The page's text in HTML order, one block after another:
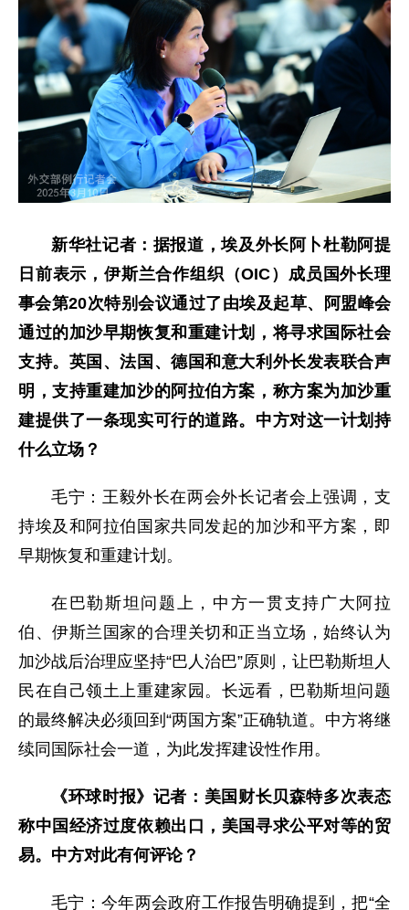
新华社记者：据报道，埃及外长阿卜杜勒阿提
日前表示，伊斯兰合作组织（OIC）成员国外长理
事会第20次特别会议通过了由埃及起草、阿盟峰会
通过的加沙早期恢复和重建计划，将寻求国际社会
支持。英国、法国、德国和意大利外长发表联合声
明，支持重建加沙的阿拉伯方案，称方案为加沙重
建提供了一条现实可行的道路。中方对这一计划持
什么立场？
毛宁：王毅外长在两会外长记者会上强调，支
持埃及和阿拉伯国家共同发起的加沙和平方案，即
早期恢复和重建计划。
在巴勒斯坦问题上，中方一贯支持广大阿拉
伯、伊斯兰国家的合理关切和正当立场，始终认为
加沙战后治理应坚持“巴人治巴”原则，让巴勒斯坦人
民在自己领土上重建家园。长远看，巴勒斯坦问题
的最终解决必须回到“两国方案”正确轨道。中方将继
续同国际社会一道，为此发挥建设性作用。
《环球时报》记者：美国财长贝森特多次表态
称中国经济过度依赖出口，美国寻求公平对等的贸
易。中方对此有何评论？
毛宁：今年两会政府工作报告明确提到，把“全